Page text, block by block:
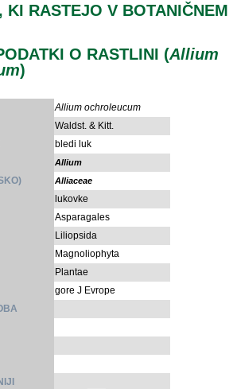
KI RASTEJO V BOTANIČNEM
O RASTLINI (Allium
)
Allium ochroleucum
Waldst. & Kitt.
bledi luk
Allium
Alliaceae
lukovke
Asparagales
Liliopsida
Magnoliophyta
Plantae
gore J Evrope